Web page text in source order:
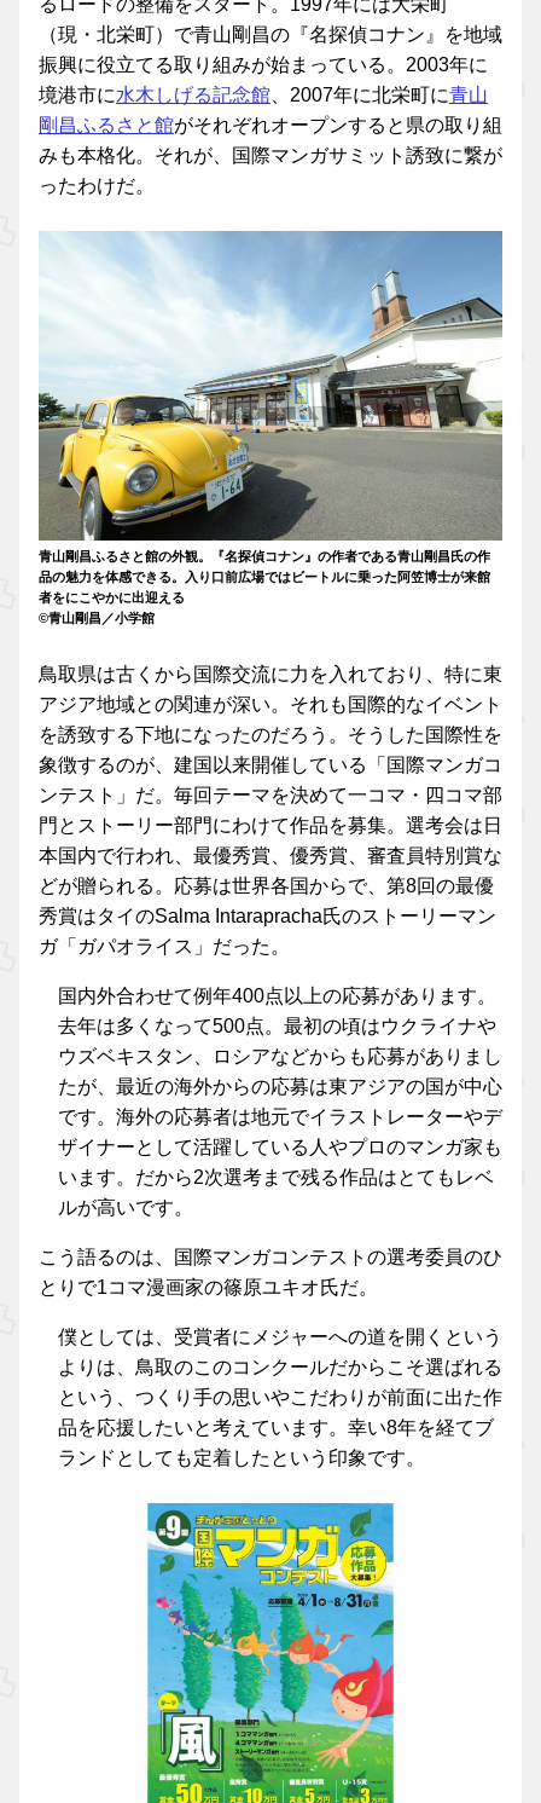
るロードの整備をスタート。1997年には大栄町
（現・北栄町）で青山剛昌の『名探偵コナン』を地域
振興に役立てる取り組みが始まっている。2003年に
境港市に水木しげる記念館、2007年に北栄町に青山
剛昌ふるさと館がそれぞれオープンすると県の取り組
みも本格化。それが、国際マンガサミット誘致に繋が
ったわけだ。
青山剛昌ふるさと館の外観。『名探偵コナン』の作者である青山剛昌氏の作
品の魅力を体感できる。入り口前広場ではビートルに乗った阿笠博士が来館
者をにこやかに出迎える
©青山剛昌／小学館
鳥取県は古くから国際交流に力を入れており、特に東
アジア地域との関連が深い。それも国際的なイベント
を誘致する下地になったのだろう。そうした国際性を
象徴するのが、建国以来開催している「国際マンガコ
ンテスト」だ。毎回テーマを決めて一コマ・四コマ部
門とストーリー部門にわけて作品を募集。選考会は日
本国内で行われ、最優秀賞、優秀賞、審査員特別賞な
どが贈られる。応募は世界各国からで、第8回の最優
秀賞はタイのSalma Intarapracha氏のストーリーマン
ガ「ガパオライス」だった。
国内外合わせて例年400点以上の応募があります。
去年は多くなって500点。最初の頃はウクライナや
ウズベキスタン、ロシアなどからも応募がありまし
たが、最近の海外からの応募は東アジアの国が中心
です。海外の応募者は地元でイラストレーターやデ
ザイナーとして活躍している人やプロのマンガ家も
います。だから2次選考まで残る作品はとてもレベ
ルが高いです。
こう語るのは、国際マンガコンテストの選考委員のひ
とりで1コマ漫画家の篠原ユキオ氏だ。
僕としては、受賞者にメジャーへの道を開くという
よりは、鳥取のこのコンクールだからこそ選ばれる
という、つくり手の思いやこだわりが前面に出た作
品を応援したいと考えています。幸い8年を経てブ
ランドとしても定着したという印象です。